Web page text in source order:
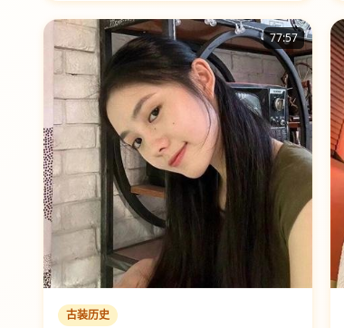
77:57
古装历史